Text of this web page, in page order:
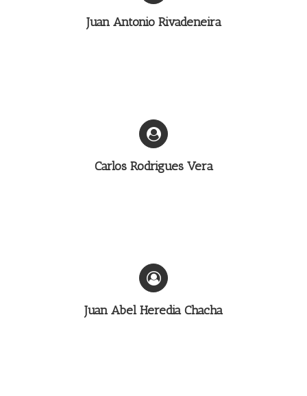
Juan Antonio Rivadeneira
Carlos Rodrigues Vera
Juan Abel Heredia Chacha